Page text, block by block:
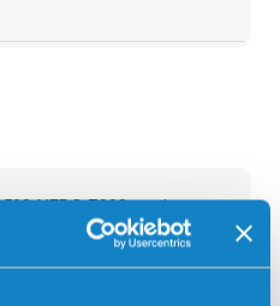
NERO 7000 pagine per
C531DN, Oki MC561, Oki